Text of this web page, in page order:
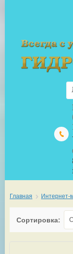
Главная Интернет-
Сортировка: